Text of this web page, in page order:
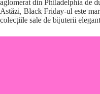
aglomerat din Philadelphia de
Astăzi, Black Friday-ul este
colecțiile sale de bijuterii